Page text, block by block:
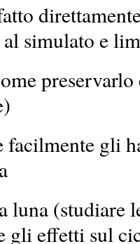
simulato e
gli
luna (studiare
gli effetti sul